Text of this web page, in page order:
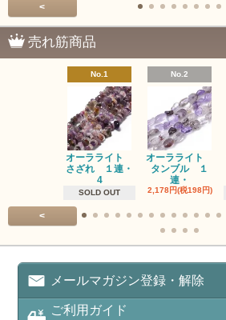
<
売れ筋商品
No.1
オーラライト
さざれ １連・
4
SOLD OUT
No.2
オーラライト
タンブル １
連・
2,178円(税198円)
<
メールマガジン登録・解除
ご利用ガイド